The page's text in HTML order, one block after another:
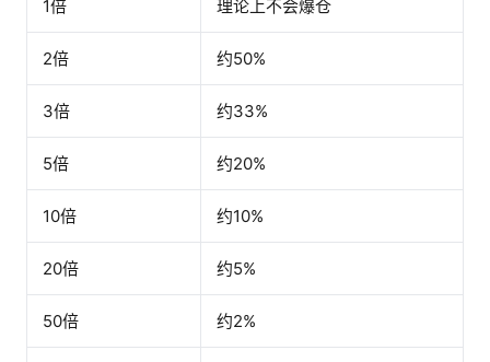
1倍 理论上不会爆仓
2倍 约50%
3倍 约33%
5倍 约20%
10倍 约10%
20倍 约5%
50倍 约2%